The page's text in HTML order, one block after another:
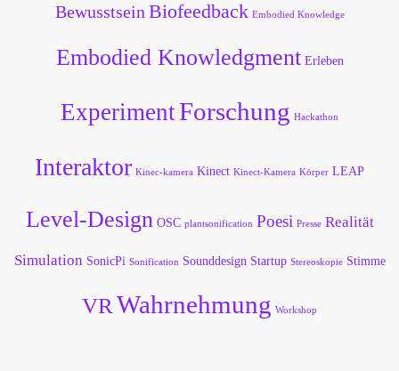
Bewusstsein Biofeedback Embodied Knowledge
Embodied Knowledgment Erleben
ExperimentForschung Hackathon
Interaktor Kinec-kamera Kinect Kinect-Kamera Körper LEAP
Level-Design OSC plantsonification Poesi Presse Realität
Simulation SonicPi Sonification Sounddesign Startup Stereoskopie Stimme
VR Wahrnehmung Workshop